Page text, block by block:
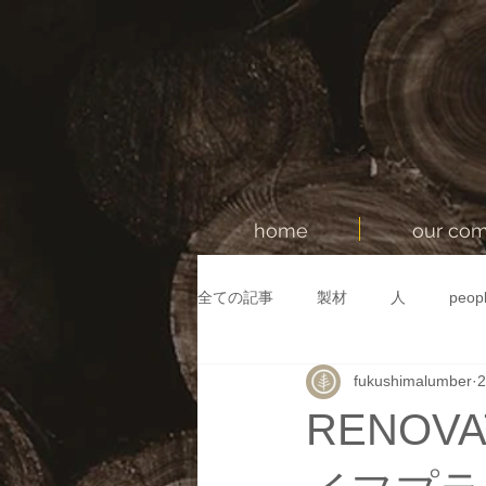
home our
全ての記事 製材 人
IKONIH TOYヒノキの玩具 海
クリスマスプレ
fukushimalumber